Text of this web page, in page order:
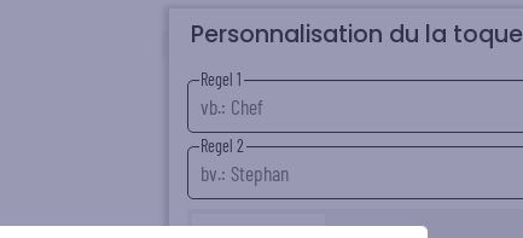
Personnalisation du la toque
Regel 1
Regel 2